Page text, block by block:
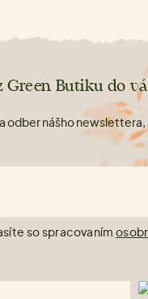
Green Butiku do
odber nášho newslettera,
so spracovaním